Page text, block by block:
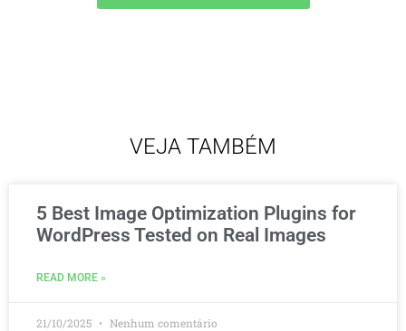
VEJA TAMBÉM
5 Best Image Optimization Plugins for
WordPress Tested on Real Images
READ MORE »
21/10/2025 Nenhum comentário